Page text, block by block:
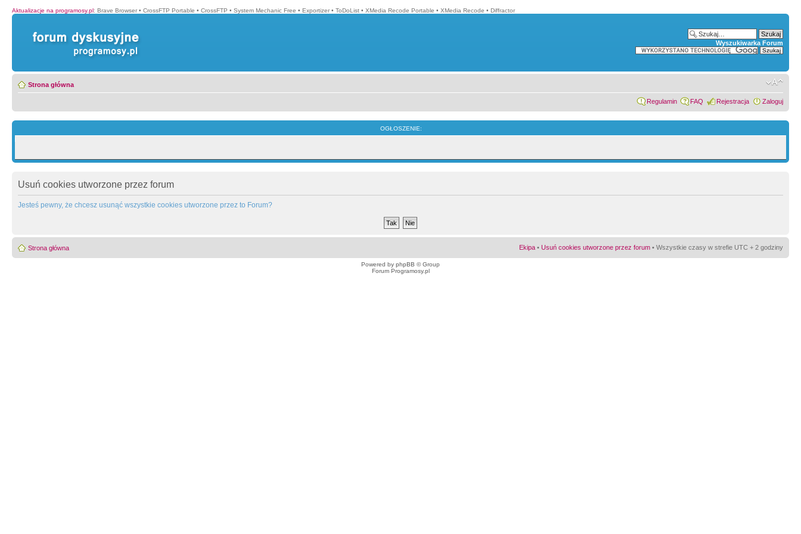
Aktualizacje na programosy.pl: Brave Browser • CrossFTP Portable • CrossFTP • System Mechanic Free • Exportizer • ToDoList • XMedia Recode Portable • XMedia Recode • Diffractor
Wyszukiwarka Forum
Strona główna
Regulamin FAQ Rejestracja Zaloguj
OGŁOSZENIE:
Usuń cookies utworzone przez forum
Jesteś pewny, że chcesz usunąć wszystkie cookies utworzone przez to Forum?
Strona główna Ekipa • Usuń cookies utworzone przez forum • Wszystkie czasy w strefie UTC + 2 godziny
Powered by phpBB © Group
Forum Programosy.pl